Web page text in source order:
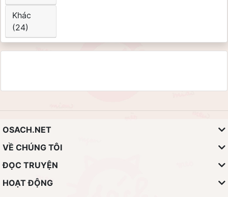
Khác
(24)
OSACH.NET
VỀ CHÚNG TÔI
ĐỌC TRUYỆN
HOẠT ĐỘNG